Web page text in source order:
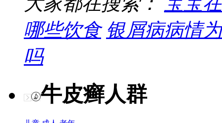
哪些饮食 银屑病病情
吗
牛皮癣人群